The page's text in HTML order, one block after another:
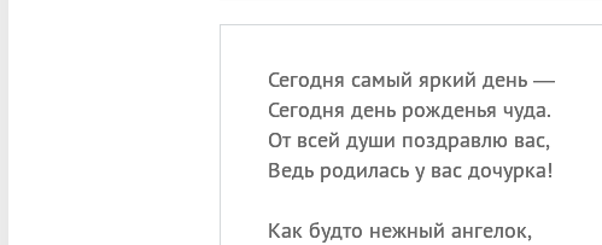
Сегодня самый яркий день —
Сегодня день рожденья чуда.
От всей души поздравлю вас,
Ведь родилась у вас дочурка!
Как будто нежный ангелок,